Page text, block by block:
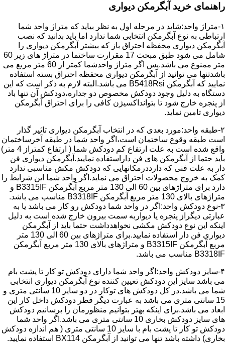
راهنمای خرید آبگرمکن دیواری
۱-متراژ واحد:شاید در مرحله اول به نظر بیاید که متراژ واحد شما
ارتباطی به نوع آبگرمکن انتخابی شما ندارد اما باید بدانید که نصب
آبگرمکن دیواری محفظه احتراق باز که بیشتر آبگرمکن دیواری را
شامل می شود طبق مبحث 17 مقرارت ساختما در متراژ های زیر 60
متر ممنوع می باشد.پس اگر متراژ واحدشما کمتر از 60 متر مربع می
باشدتنها می توانید از آبگرمکن دیواری محفظه احتراق بسته استفاده
نمایید که آبگرمکن B5418Rsi می باشد.البته لازم به ذکر است که این
دستگاه به دلیل وجود دودکش مخصوص دو جداره،دودکش آن تنها باد
از پنجره خارج شود تا بتوانداکسیژن کافی را برای احتراق آبگرمکن
دیواری تامین نماید.
۲-طبقه واحد:مورد بعدی که در انتخاب آبگرمکن دیواری تاثیر گذار
است طبقه وقوع ساختمان است،اگر واحد شما در طبقه آخرساختمان
واقع شده است به علت ارتفاع کم دودکش شما ( ارتفاع کمتراز 4 متر)
باید حتما از آبگرمکن های فن داراستفاده نمایید.آبگرمکن دیواری فن
دار به علت فنی که دارددرمکانهایی که دودکش مکش مناسبی ندارد
کمک به خروج محصولات احتراق می نماید.اگر واحد شما این شرایط را
دارد برای متراژهای بین 60 الی 130 متر مربع آبگرمکن B3315IF و
متراژهای بالای 130 متر مربع آبگرمکن B3318IF مناسب می باشد.
۳-نوع دودکش واحد:اگر در واحد شما دودکش رو کار می باشد یا به
عبارتی دیگراز پنجره یا دیواربه سمت بیرون خارج شده است به دلیل
اینکه این نوع دودکش مکشی نخواهدداشت حتما باید از آبگرمکن
دیواری فن دار استفاده نمایید.برای متراژهای بین 60 الی 130 متر
مربع آبگرمکن B3315IF و متراژهای بالای 130 متر مربع آبگرمکن
B3318IF مناسب می باشد.
۴-سایز دودکش واحد:اگر واحد شما دارای دودکش تو کار تا پشت بام
می باشد سایز این دودکش تعیین کننده نوع آبگرمکن دیواری انتخابی
شما می باشد.در کل دودکش های توکار در دو سایز 10 سانتی متری و
15 سانتی متری می باشد به عبارت دیگر قطر دودکش داخل کار این
ابعاد می باشد.برای اینکه بهتر بتوانیم منظورمان را برسانیم دودکش
های سایز دودکش بخاری 10 سانتی متری می باشد.اگر واحد شما
دودکش تو کار تا پشت بام با سایز 10 سانتی متری ( هم اندازه دودکش
بخاری) داشته باشد تنها می توانید از آبگرمکن BX114 استفاده نمایید.